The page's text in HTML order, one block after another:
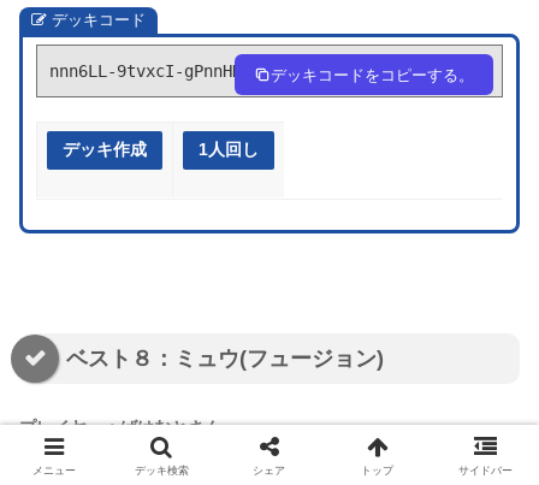
デッキコード
nnn6LL-9tvxcI-gPnnHH デッキコードをコピーする。
デッキ作成 1人回し
ベスト８：ミュウ(フュージョン)
プレイヤー：ばはむとさん
メニュー デッキ検索 シェア トップ サイドバー